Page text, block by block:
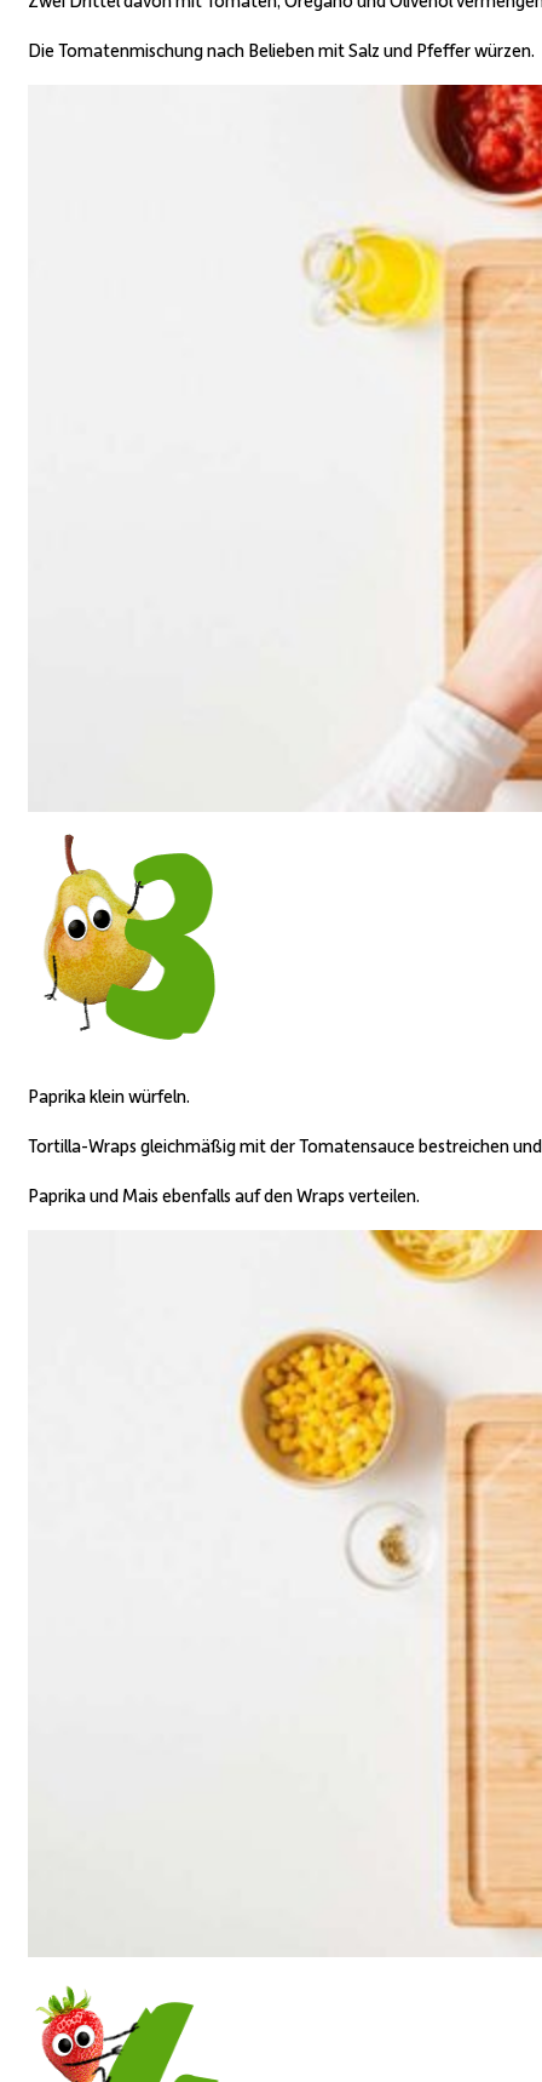
Die Tomatenmischung nach Belieben mit Salz und Pfeffer würzen.
Paprika klein würfeln.
Tortilla-Wraps gleichmäßig mit der Tomatensauce bestreichen
Paprika und Mais ebenfalls auf den Wraps verteilen.